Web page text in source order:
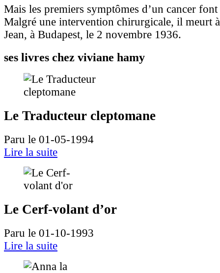
Mais les premiers symptômes d’un cancer
Malgré une intervention chirurgicale, il meurt
Jean, à Budapest, le 2 novembre 1936.
ses livres chez viviane hamy
Le Traducteur cleptomane
Paru le 01-05-1994
Lire la suite
Le Cerf-volant d’or
Paru le 01-10-1993
Lire la suite